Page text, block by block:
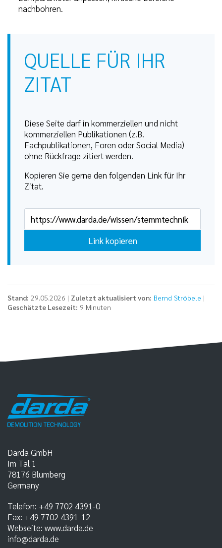
nachbohren.
QUELLE FÜR IHR
ZITAT
Diese Seite darf in kommerziellen und nicht
kommerziellen Publikationen (z.B.
Fachpublikationen, Foren oder Social Media)
ohne Rückfrage zitiert werden.
Kopieren Sie gerne den folgenden Link für Ihr
Zitat.
Link kopieren
Stand: 29.05.2026 | Zuletzt aktualisiert von: Bernd Ströbele |
Geschätzte Lesezeit: 9 Minuten
Darda GmbH
Im Tal 1
78176 Blumberg
Germany
Telefon: +49 7702 4391-0
Fax: +49 7702 4391-12
Webseite: www.darda.de
info@darda.de